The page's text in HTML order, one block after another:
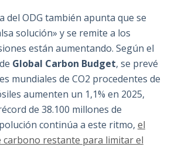
del ODG también apunta que se
solución» y se remite a los
están aumentando. Según el
Global Carbon Budget, se prevé
mundiales de CO2 procedentes de
aumenten un 1,1% en 2025,
de 38.100 millones de
continúa a este ritmo, el
carbono restante para limitar el